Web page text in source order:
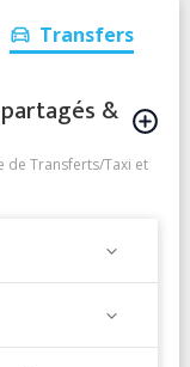
Transfers
&
de Transferts/Taxi et